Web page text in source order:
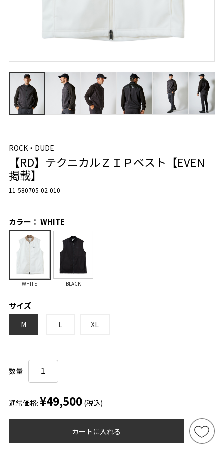
ROCK・DUDE
【RD】テクニカルＺＩＰベスト【EVEN
掲載】
11-580705-02-010
カラー： WHITE
WHITE BLACK
サイズ
M L XL
数量
通常価格: ¥49,500 (税込)
カートに入れる